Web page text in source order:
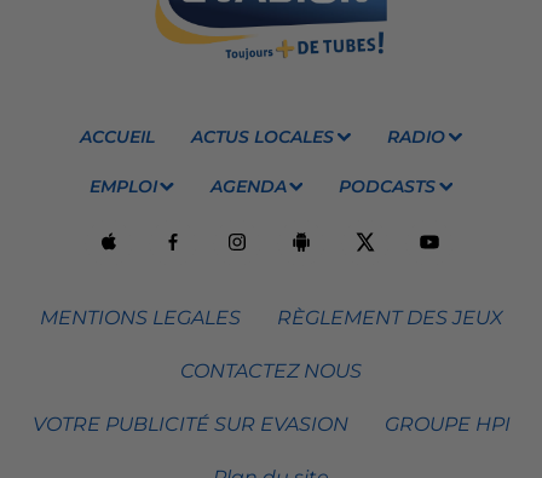
ACCUEIL ACTUS LOCALES RADIO
EMPLOI AGENDA PODCASTS
MENTIONS LEGALES RÈGLEMENT DES JEUX
CONTACTEZ NOUS
VOTRE PUBLICITÉ SUR EVASION GROUPE HPI